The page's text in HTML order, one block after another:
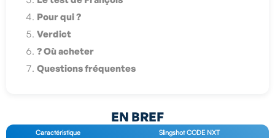
Pour qui ?
Verdict
? Où acheter
Questions fréquentes
EN BREF
Caractéristique
Slingshot CODE NXT